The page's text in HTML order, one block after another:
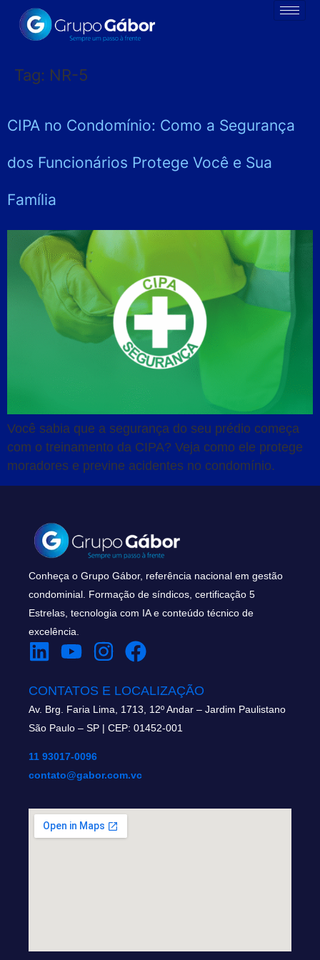
Tag: NR-5
CIPA no Condomínio: Como a Segurança
dos Funcionários Protege Você e Sua
Família
Você sabia que a segurança do seu prédio começa
com o treinamento da CIPA? Veja como ele protege
moradores e previne acidentes no condomínio.
Conheça o Grupo Gábor, referência nacional em gestão
condominial. Formação de síndicos, certificação 5
Estrelas, tecnologia com IA e conteúdo técnico de
excelência.
CONTATOS E LOCALIZAÇÃO
Av. Brg. Faria Lima, 1713, 12º Andar – Jardim Paulistano
São Paulo – SP | CEP: 01452-001
11 93017-0096
contato@gabor.com.vc